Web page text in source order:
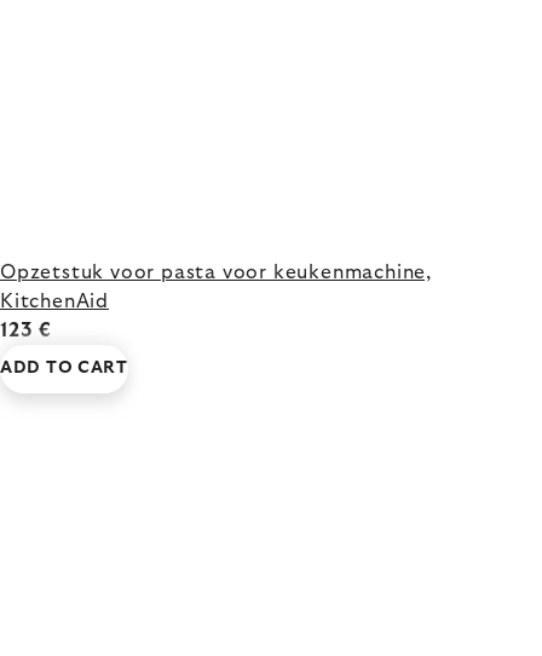
Opzetstuk voor pasta voor keukenmachine,
KitchenAid
123 €
ADD TO CART